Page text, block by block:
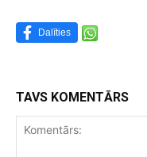
Dalīties
TAVS KOMENTĀRS